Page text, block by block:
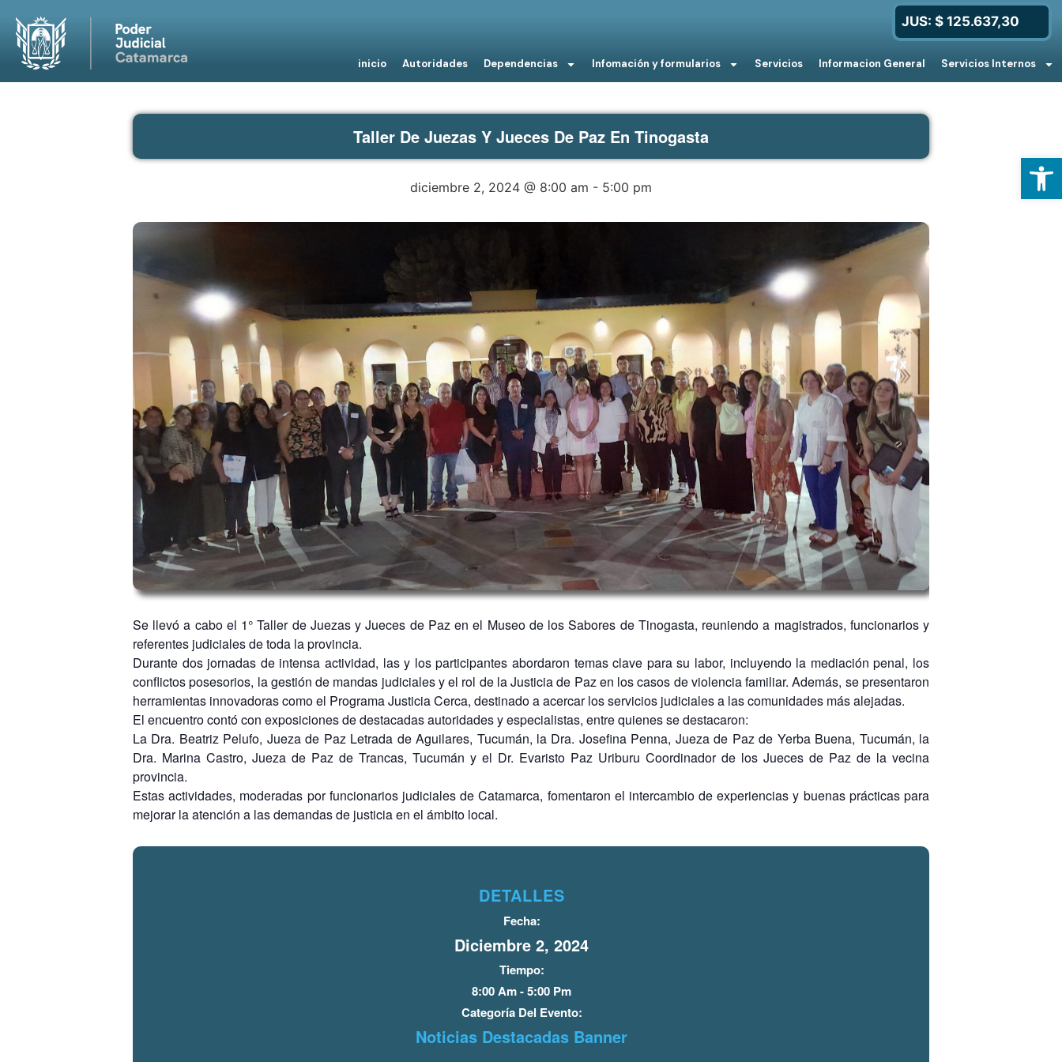
inicio Autoridades Dependencias Infomación y formularios Servicios Informacion General Servicios Internos
JUS: $ 125.637,30
Taller De Juezas Y Jueces De Paz En Tinogasta
diciembre 2, 2024 @ 8:00 am - 5:00 pm
Se llevó a cabo el 1° Taller de Juezas y Jueces de Paz en el Museo de los Sabores de Tinogasta, reuniendo a magistrados, funcionarios y
referentes judiciales de toda la provincia.
Durante dos jornadas de intensa actividad, las y los participantes abordaron temas clave para su labor, incluyendo la mediación penal, los
conflictos posesorios, la gestión de mandas judiciales y el rol de la Justicia de Paz en los casos de violencia familiar. Además, se presentaron
herramientas innovadoras como el Programa Justicia Cerca, destinado a acercar los servicios judiciales a las comunidades más alejadas.
El encuentro contó con exposiciones de destacadas autoridades y especialistas, entre quienes se destacaron:
La Dra. Beatriz Pelufo, Jueza de Paz Letrada de Aguilares, Tucumán, la Dra. Josefina Penna, Jueza de Paz de Yerba Buena, Tucumán, la
Dra. Marina Castro, Jueza de Paz de Trancas, Tucumán y el Dr. Evaristo Paz Uriburu Coordinador de los Jueces de Paz de la vecina
provincia.
Estas actividades, moderadas por funcionarios judiciales de Catamarca, fomentaron el intercambio de experiencias y buenas prácticas para
mejorar la atención a las demandas de justicia en el ámbito local.
DETALLES
Fecha:
Diciembre 2, 2024
Tiempo:
8:00 Am - 5:00 Pm
Categoría Del Evento:
Noticias Destacadas Banner